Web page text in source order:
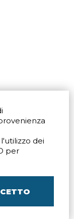
dei
per
039 672520
039 672568
Crispino 64
(PD) 35129
– C.C.I.A.A. di